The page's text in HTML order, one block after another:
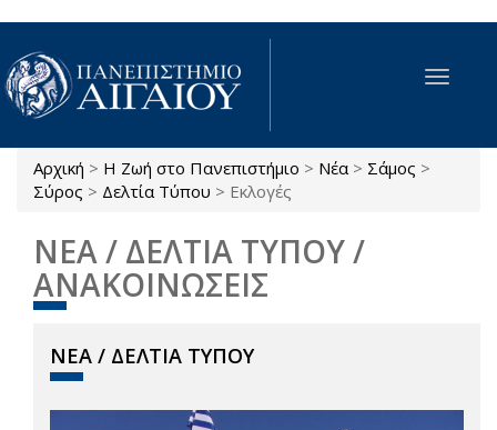
Παράκαμψη προς το κυρίως περιεχόμενο
Toggle
Είστε εδώ
Αρχική > Η Ζωή στο Πανεπιστήμιο > Νέα > Σάμος >
Σύρος > Δελτία Τύπου > Εκλογές
ΝΕΑ / ΔΕΛΤΙΑ ΤΥΠΟΥ /
ΑΝΑΚΟΙΝΩΣΕΙΣ
ΝΕΑ / ΔΕΛΤΙΑ ΤΥΠΟΥ